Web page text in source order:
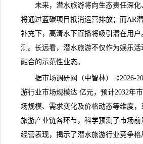
未来，潜水旅游将向生态责任深化
将通过蓝碳项目抵消运营排放；而AR
补充下，高清水下直播将吸引潜在用
测。长远看，潜水旅游不仅作为娱乐
融合的示范性业态。
据市场调研网（中智林）《2026-
游行业市场规模达 亿元，预计2032年
场规模、需求变化及价格动态等维度
旅游产业链各环节，科学预测了市场前
经营表现，揭示了潜水旅游行业竞争